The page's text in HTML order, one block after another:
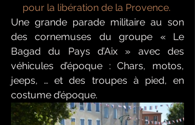
pour la libération de la Provence.
Une grande parade militaire au son
des cornemuses du groupe « Le
Bagad du Pays d’Aix » avec des
véhicules d’époque : Chars, motos,
jeeps, … et des troupes à pied, en
costume d’époque.